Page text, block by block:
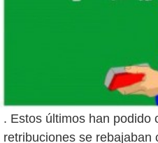
. Estos últimos han podido
retribuciones se rebajaban